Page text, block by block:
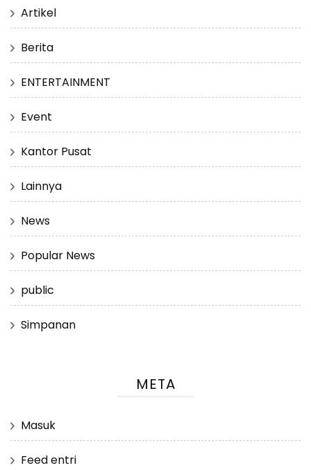
Artikel
Berita
ENTERTAINMENT
Event
Kantor Pusat
Lainnya
News
Popular News
public
Simpanan
META
Masuk
Feed entri